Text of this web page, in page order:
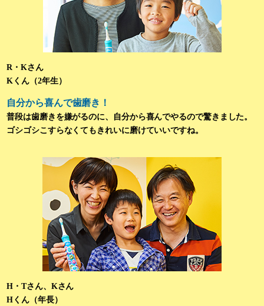
R・Kさん
Kくん（2年生）
自分から喜んで歯磨き！
普段は歯磨きを嫌がるのに、自分から喜んでやるので驚きました。
ゴシゴシこすらなくてもきれいに磨けていいですね。
H・Tさん、Kさん
Hくん（年長）